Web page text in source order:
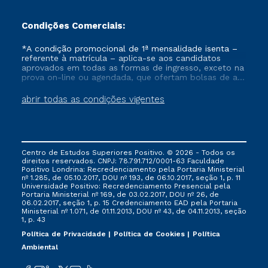
Condições Comerciais:
abrir todas as condições vigentes
*A condição promocional de 1ª mensalidade isenta –
referente à matrícula – aplica-se aos candidatos
aprovados em todas as formas de ingresso, exceto na
prova on-line ou agendada, que ofertam bolsas de até
vigente, que ainda não tenham efetivado e/ou não
tenham cancelado ou trancado sua matrícula em uma
via FIES, Prouni e outros programas governamentais, e
não se acumula com nenhuma outra campanha
ofertada pela Instituição.
Centro de Estudos Superiores Positivo. © 2026 - Todos os
direitos reservados. CNPJ: 78.791.712/0001-63 Faculdade
Positivo Londrina: Recredenciamento pela Portaria Ministerial
nº 1.285, de 05.10.2017, DOU nº 193, de 06.10.2017, seção 1, p. 11
Universidade Positivo: Recredenciamento Presencial ​pela
Portaria Ministerial nº 169, de 03.02.2017, DOU nº 26, de
06.02.2017, seção 1, p. 15 Credenciamento EAD pela Portaria
Ministerial nº 1.071, de 01.11.2013, DOU nº 43, de 04.11.2013, seção
1, p. 43
Política de Privacidade
Política de Cookies
Política
Ambiental